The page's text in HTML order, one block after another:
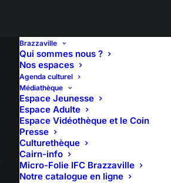
Brazzaville
Qui sommes nous ?
Nos espaces
Agenda culturel
Médiathèque
Espace Jeunesse
Espace Adulte
Espace Vidéothèque et le Coin
Presse
Culturethèque
Cairn-info
Micro-Folie IFC Brazzaville
Notre catalogue en ligne
𝟎𝟖
𝐅𝐄𝐌𝐌𝐄𝐒 𝐄𝐓